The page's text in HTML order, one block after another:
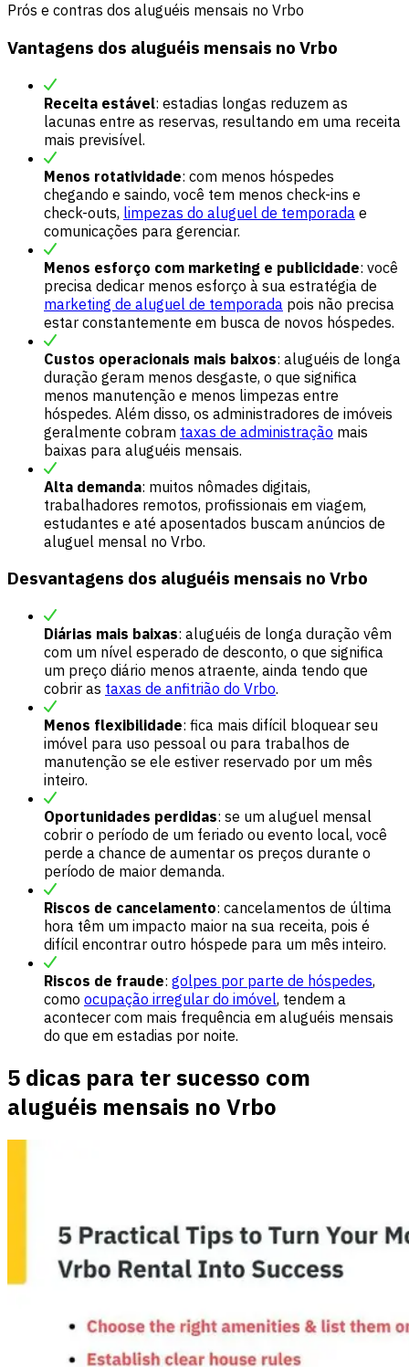
Prós e contras dos aluguéis mensais no Vrbo
Vantagens dos aluguéis mensais no Vrbo
Receita estável: estadias longas reduzem as
lacunas entre as reservas, resultando em uma receita
mais previsível.
Menos rotatividade: com menos hóspedes
chegando e saindo, você tem menos check-ins e
check-outs, limpezas do aluguel de temporada e
comunicações para gerenciar.
Menos esforço com marketing e publicidade: você
precisa dedicar menos esforço à sua estratégia de
marketing de aluguel de temporada pois não precisa
estar constantemente em busca de novos hóspedes.
Custos operacionais mais baixos: aluguéis de longa
duração geram menos desgaste, o que significa
menos manutenção e menos limpezas entre
hóspedes. Além disso, os administradores de imóveis
geralmente cobram taxas de administração mais
baixas para aluguéis mensais.
Alta demanda: muitos nômades digitais,
trabalhadores remotos, profissionais em viagem,
estudantes e até aposentados buscam anúncios de
aluguel mensal no Vrbo.
Desvantagens dos aluguéis mensais no Vrbo
Diárias mais baixas: aluguéis de longa duração vêm
com um nível esperado de desconto, o que significa
um preço diário menos atraente, ainda tendo que
cobrir as taxas de anfitrião do Vrbo.
Menos flexibilidade: fica mais difícil bloquear seu
imóvel para uso pessoal ou para trabalhos de
manutenção se ele estiver reservado por um mês
inteiro.
Oportunidades perdidas: se um aluguel mensal
cobrir o período de um feriado ou evento local, você
perde a chance de aumentar os preços durante o
período de maior demanda.
Riscos de cancelamento: cancelamentos de última
hora têm um impacto maior na sua receita, pois é
difícil encontrar outro hóspede para um mês inteiro.
Riscos de fraude: golpes por parte de hóspedes,
como ocupação irregular do imóvel, tendem a
acontecer com mais frequência em aluguéis mensais
do que em estadias por noite.
5 dicas para ter sucesso com
aluguéis mensais no Vrbo